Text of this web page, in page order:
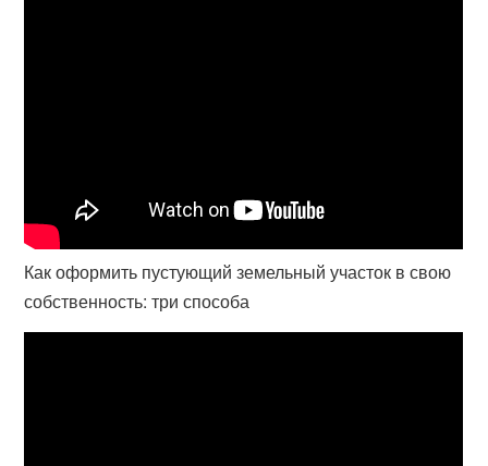
Как оформить пустующий земельный участок в свою
собственность: три способа